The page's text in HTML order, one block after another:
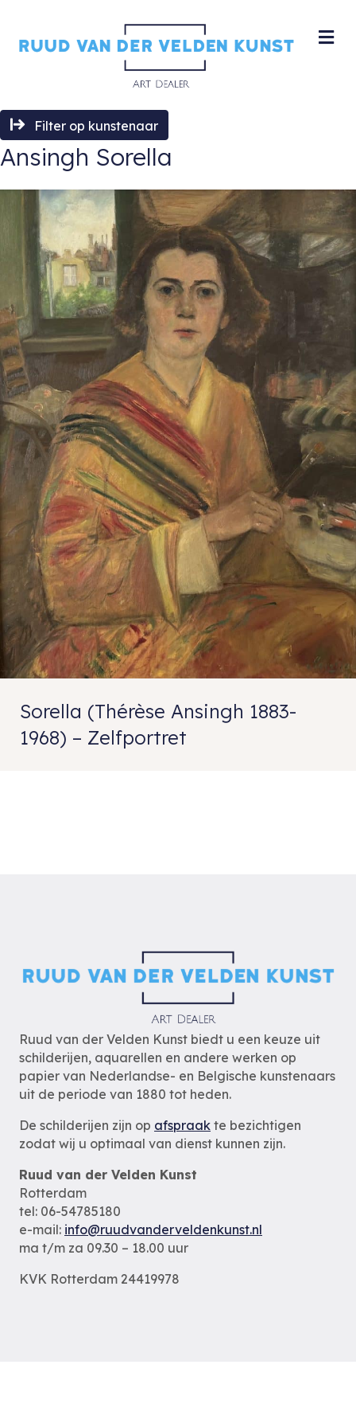
Filter op kunstenaar
Ansingh Sorella
Sorella (Thérèse Ansingh 1883-
1968) – Zelfportret
Ruud van der Velden Kunst biedt u een keuze uit
schilderijen, aquarellen en andere werken op
papier van Nederlandse- en Belgische kunstenaars
uit de periode van 1880 tot heden.
De schilderijen zijn op afspraak te bezichtigen
zodat wij u optimaal van dienst kunnen zijn.
Ruud van der Velden Kunst
Rotterdam
tel: 06-54785180
e-mail: info@ruudvanderveldenkunst.nl
ma t/m za 09.30 – 18.00 uur
KVK Rotterdam 24419978